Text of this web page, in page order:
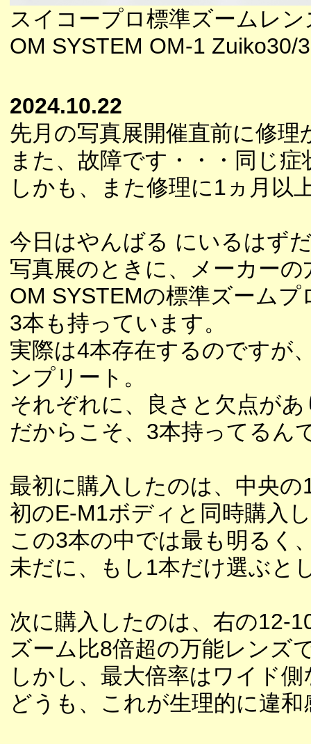
スイコープロ標準ズームレン
OM SYSTEM OM-1 Zuiko30/
2024.10.22
先月の写真展開催直前に修
また、故障です・・・同じ症
しかも、また修理に1ヵ月以
今日はやんばる にいるはず
写真展のときに、メーカー
OM SYSTEMの標準ズームプ
3本も持っています。
実際は4本存在するのですが
ンプリート。
それぞれに、良さと欠点が
だからこそ、3本持ってるん
最初に購入したのは、中央の
初のE-M1ボディと同時購入
この3本の中では最も明るく
未だに、もし1本だけ選ぶと
次に購入したのは、右の12-
ズーム比8倍超の万能レンズ
しかし、最大倍率はワイド
どうも、これが生理的に違